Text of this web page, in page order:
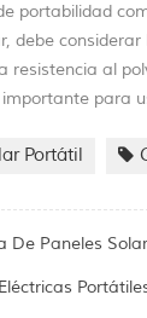
portabilidad
debe
resistencia al
para
Portátil
De Paneles